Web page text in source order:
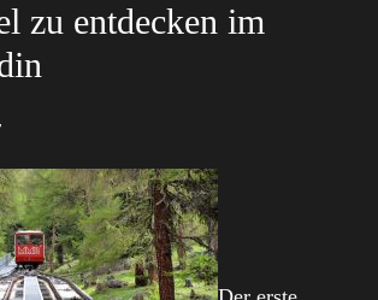
zu entdecken im